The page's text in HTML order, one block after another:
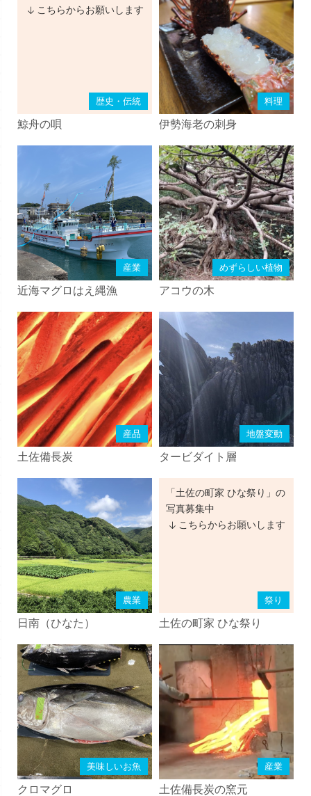
こちらからお願いします
歴史・伝統
鯨舟の唄
料理
伊勢海老の刺身
産業
近海マグロはえ縄漁
めずらしい植物
アコウの木
産品
土佐備長炭
地盤変動
タービダイト層
農業
日南（ひなた）
「土佐の町家 ひな祭り」の
写真募集中
こちらからお願いします
祭り
土佐の町家 ひな祭り
美味しいお魚
クロマグロ
産業
土佐備長炭の窯元